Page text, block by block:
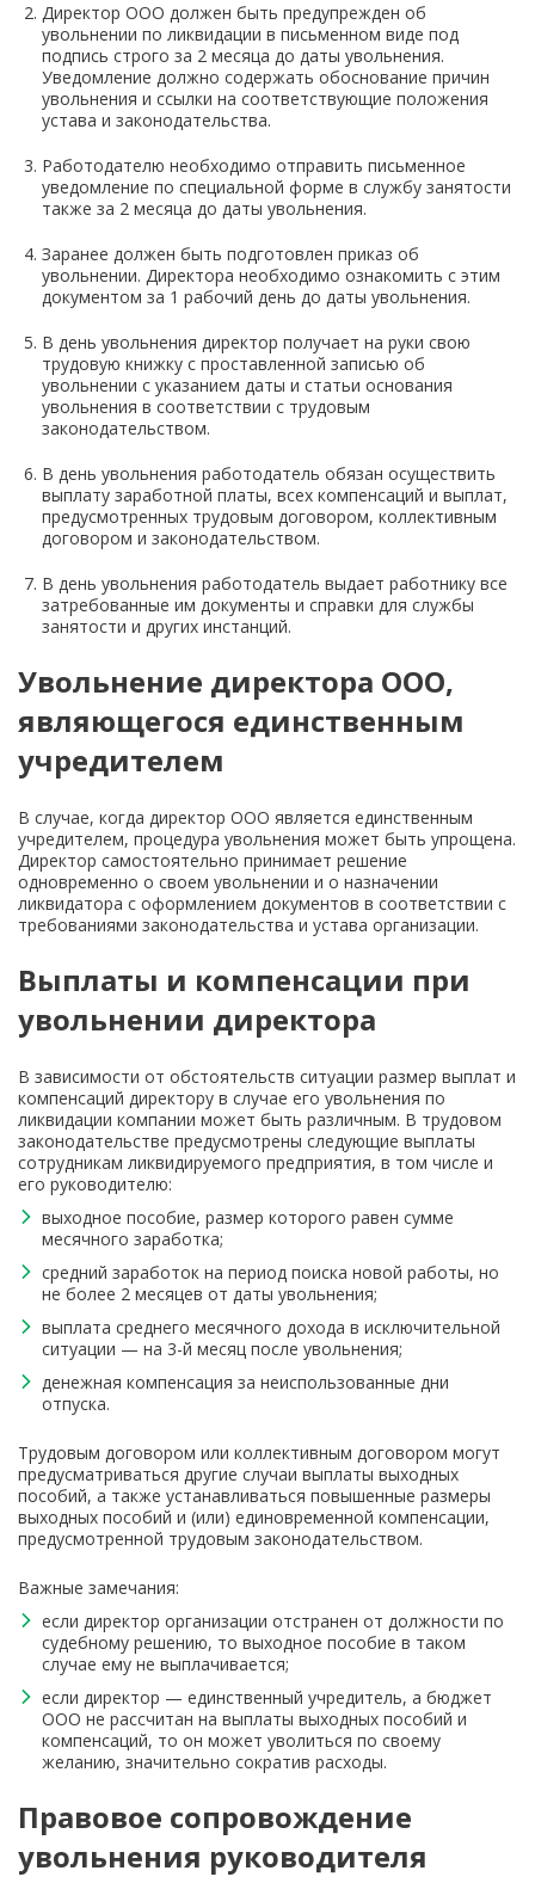
Директор ООО должен быть предупрежден об
увольнении по ликвидации в письменном виде под
подпись строго за 2 месяца до даты увольнения.
Уведомление должно содержать обоснование причин
увольнения и ссылки на соответствующие положения
устава и законодательства.
Работодателю необходимо отправить письменное
уведомление по специальной форме в службу занятости
также за 2 месяца до даты увольнения.
Заранее должен быть подготовлен приказ об
увольнении. Директора необходимо ознакомить с этим
документом за 1 рабочий день до даты увольнения.
В день увольнения директор получает на руки свою
трудовую книжку с проставленной записью об
увольнении с указанием даты и статьи основания
увольнения в соответствии с трудовым
законодательством.
В день увольнения работодатель обязан осуществить
выплату заработной платы, всех компенсаций и выплат,
предусмотренных трудовым договором, коллективным
договором и законодательством.
В день увольнения работодатель выдает работнику все
затребованные им документы и справки для службы
занятости и других инстанций.
Увольнение директора ООО,
являющегося единственным
учредителем
В случае, когда директор ООО является единственным
учредителем, процедура увольнения может быть упрощена.
Директор самостоятельно принимает решение
одновременно о своем увольнении и о назначении
ликвидатора с оформлением документов в соответствии с
требованиями законодательства и устава организации.
Выплаты и компенсации при
увольнении директора
В зависимости от обстоятельств ситуации размер выплат и
компенсаций директору в случае его увольнения по
ликвидации компании может быть различным. В трудовом
законодательстве предусмотрены следующие выплаты
сотрудникам ликвидируемого предприятия, в том числе и
его руководителю:
выходное пособие, размер которого равен сумме
месячного заработка;
средний заработок на период поиска новой работы, но
не более 2 месяцев от даты увольнения;
выплата среднего месячного дохода в исключительной
ситуации — на 3-й месяц после увольнения;
денежная компенсация за неиспользованные дни
отпуска.
Трудовым договором или коллективным договором могут
предусматриваться другие случаи выплаты выходных
пособий, а также устанавливаться повышенные размеры
выходных пособий и (или) единовременной компенсации,
предусмотренной трудовым законодательством.
Важные замечания:
если директор организации отстранен от должности по
судебному решению, то выходное пособие в таком
случае ему не выплачивается;
если директор — единственный учредитель, а бюджет
ООО не рассчитан на выплаты выходных пособий и
компенсаций, то он может уволиться по своему
желанию, значительно сократив расходы.
Правовое сопровождение
увольнения руководителя